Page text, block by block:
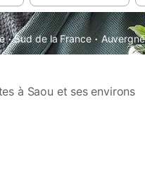
· Sud de la France ·
à Saou et ses environs